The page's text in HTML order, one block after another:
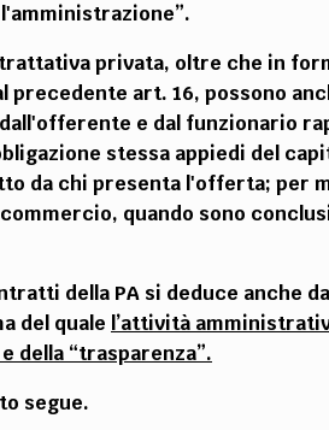
privata, oltre che in
precedente art. 16, possono
e dal funzionario
stessa appiedi del
da chi presenta l'offerta; per
quando sono
della PA si deduce anche
del quale l’attività
della “trasparenza”.
segue.